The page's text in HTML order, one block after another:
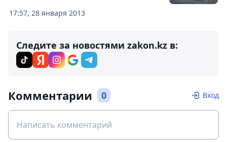
17:57, 28 января 2013
Следите за новостями zakon.kz в:
Комментарии 0 Вход